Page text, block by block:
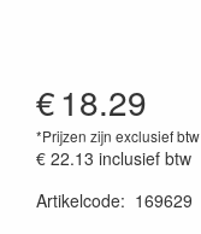
€18.29
*Prijzen zijn exclusief btw
€ 22.13 inclusief btw
Artikelcode: 169629